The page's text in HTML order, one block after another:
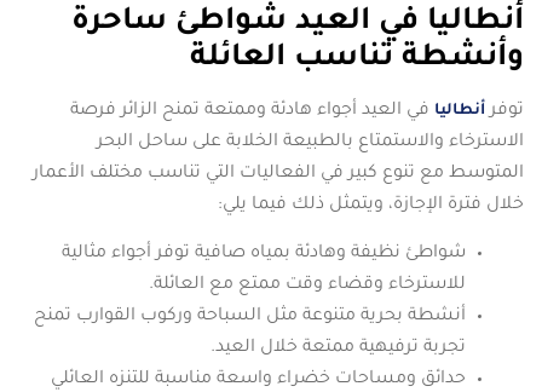
أنطاليا في العيد شواطئ ساحرة
وأنشطة تناسب العائلة
توفر أنطاليا في العيد أجواء هادئة وممتعة تمنح الزائر فرصة
الاسترخاء والاستمتاع بالطبيعة الخلابة على ساحل البحر
المتوسط مع تنوع كبير في الفعاليات التي تناسب مختلف الأعمار
خلال فترة الإجازة، ويتمثل ذلك فيما يلي:
شواطئ نظيفة وهادئة بمياه صافية توفر أجواء مثالية
للاسترخاء وقضاء وقت ممتع مع العائلة.
أنشطة بحرية متنوعة مثل السباحة وركوب القوارب تمنح
تجربة ترفيهية ممتعة خلال العيد.
حدائق ومساحات خضراء واسعة مناسبة للتنزه العائلي